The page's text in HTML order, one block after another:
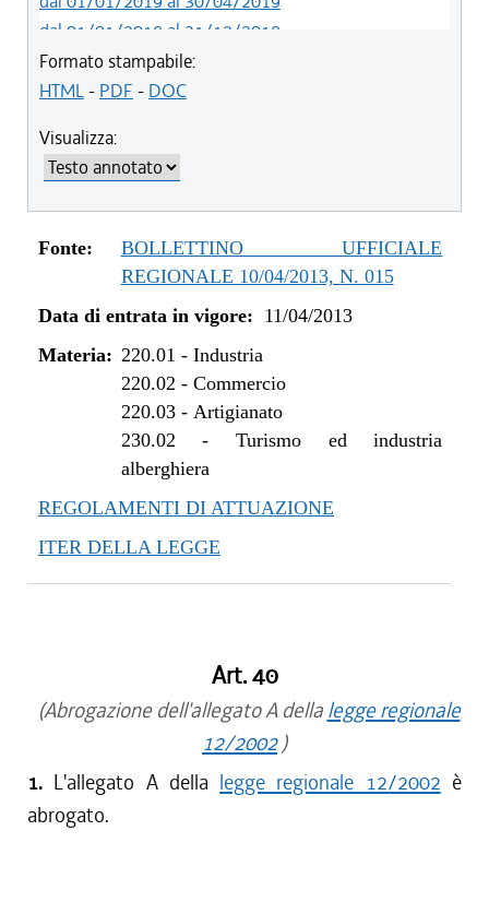
dal 01/01/2018 al 31/12/2018
dal 18/05/2017 al 31/12/2017
dal 15/04/2017 al 17/05/2017
dal 01/01/2017 al 08/01/2017
dal 15/12/2016 al 31/12/2016
dal 13/04/2016 al 14/12/2016
dal 23/07/2015 al 12/04/2016
dal 28/03/2014 al 22/07/2015
dal 11/04/2013 al 11/12/2013
Formato stampabile:
HTML- PDF - DOC
Visualizza:
Fonte:
BOLLETTINO UFFICIALE
REGIONALE 10/04/2013, N. 015
Data di entrata in vigore: 11/04/2013
Materia: 220.01 - Industria
220.02 - Commercio
220.03- Artigianato
230.02 -Turismo ed industria
alberghiera
REGOLAMENTI DI ATTUAZIONE
ITER DELLA LEGGE
Art. 40
(Abrogazione dell'allegato A della legge regionale
12/2002)
1. L'allegato A della legge regionale 12/2002 è
abrogato.